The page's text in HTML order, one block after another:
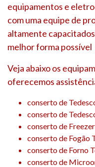
equipamentos e
com uma equipe de
altamente
melhor forma possível
Veja abaixo os
oferecemos
conserto de
conserto de
conserto de
conserto de Fogão
conserto de Forno
conserto de